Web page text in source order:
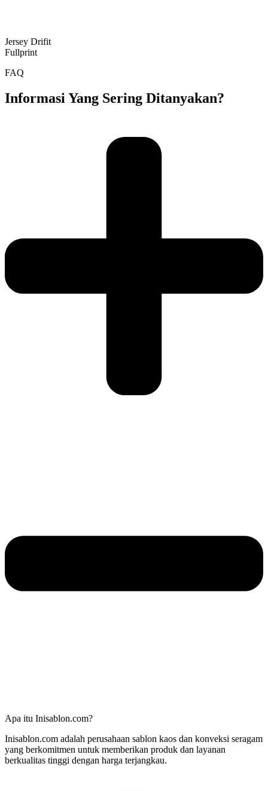
Jersey Drifit
Fullprint
FAQ
Informasi Yang Sering Ditanyakan?
Apa itu Inisablon.com?
Inisablon.com adalah perusahaan sablon kaos dan konveksi seragam
yang berkomitmen untuk memberikan produk dan layanan
berkualitas tinggi dengan harga terjangkau.